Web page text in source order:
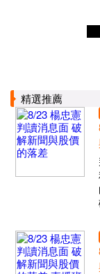
精選推薦